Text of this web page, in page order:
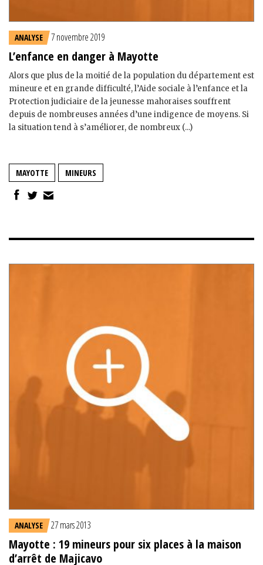
ANALYSE 7 novembre 2019
L’enfance en danger à Mayotte
Alors que plus de la moitié de la population du département est
mineure et en grande difficulté, l’Aide sociale à l’enfance et la
Protection judiciaire de la jeunesse mahoraises souffrent
depuis de nombreuses années d’une indigence de moyens. Si
la situation tend à s’améliorer, de nombreux (...)
MAYOTTE MINEURS
ANALYSE 27 mars 2013
Mayotte : 19 mineurs pour six places à la maison
d’arrêt de Majicavo